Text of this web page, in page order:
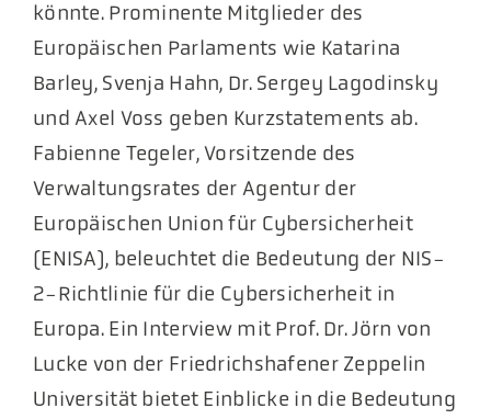
könnte. Prominente Mitglieder des
Europäischen Parlaments wie Katarina
Barley, Svenja Hahn, Dr. Sergey Lagodinsky
und Axel Voss geben Kurzstatements ab.
Fabienne Tegeler, Vorsitzende des
Verwaltungsrates der Agentur der
Europäischen Union für Cybersicherheit
(ENISA), beleuchtet die Bedeutung der NIS-
2-Richtlinie für die Cybersicherheit in
Europa. Ein Interview mit Prof. Dr. Jörn von
Lucke von der Friedrichshafener Zeppelin
Universität bietet Einblicke in die Bedeutung